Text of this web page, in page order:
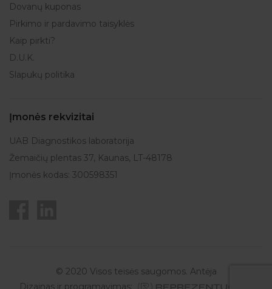
Dovanų kuponas
Pirkimo ir pardavimo taisyklės
Kaip pirkti?
D.U.K.
Slapukų politika
Įmonės rekvizitai
UAB Diagnostikos laboratorija
Žemaičių plentas 37, Kaunas, LT-48178
Įmonės kodas: 300598351
© 2020 Visos teisės saugomos. Antėja
Dizainas ir programavimas: